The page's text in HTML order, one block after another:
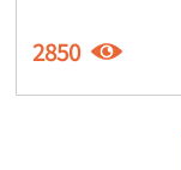
2850